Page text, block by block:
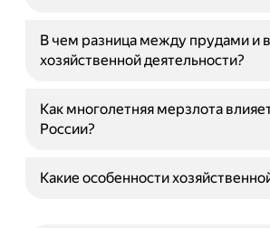
В чем разница между прудами и
хозяйственной деятельности?
Как многолетняя мерзлота
России?
Какие особенности